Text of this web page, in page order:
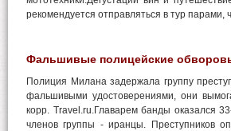
рекомендуется отправляться в тур парами,
Фальшивые полицейские
Полиция Милана задержала группу
фальшивыми удостоверениями, они
корр. Travel.ru.Главарем банды оказался
членов группы - иранцы. Преступников